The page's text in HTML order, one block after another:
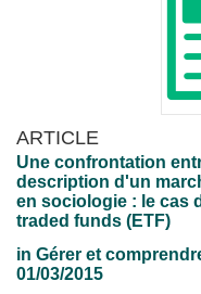
ARTICLE
Une confrontation
description d'un
en sociologie : le cas
traded funds (ETF)
in Gérer et
01/03/2015